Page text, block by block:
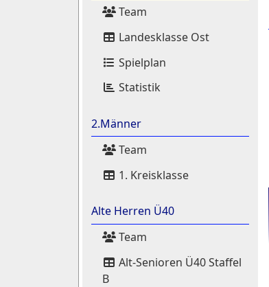
Team
Landesklasse Ost
Spielplan
Statistik
2.Männer
Team
1. Kreisklasse
Alte Herren Ü40
Team
Alt-Senioren Ü40 Staffel
B